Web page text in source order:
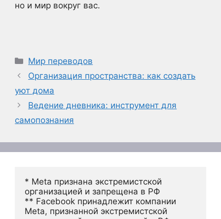
но и мир вокруг вас.
Рубрики
Мир переводов
Организация пространства: как создать
уют дома
Ведение дневника: инструмент для
самопознания
* Meta признана экстремистской
организацией и запрещена в РФ
** Facebook принадлежит компании
Meta, признанной экстремистской